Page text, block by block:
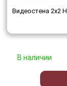
Видеостена 2x2
В наличии